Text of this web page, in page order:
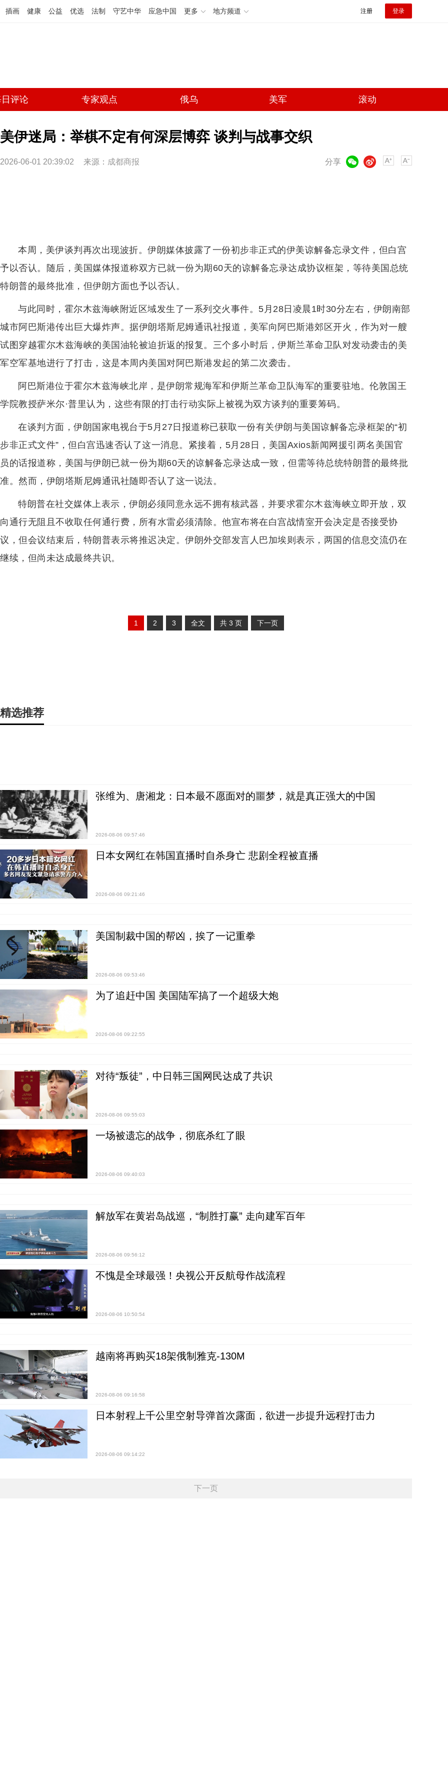
插画 健康 公益 优选 法制 守艺中华 应急中国 更多 地方频道 注册 登录
评论 专家观点 俄乌 美军 滚动
美伊迷局：举棋不定有何深层博弈 谈判与战事交织
2026-06-01 20:39:02 来源： 成都商报 分享
微博
本周，美伊谈判再次出现波折。伊朗媒体披露了一份初步非正式的伊美谅解备忘录文件，但白宫
予以否认。随后，美国媒体报道称双方已就一份为期60天的谅解备忘录达成协议框架，等待美国总统
特朗普的最终批准，但伊朗方面也予以否认。
与此同时，霍尔木兹海峡附近区域发生了一系列交火事件。5月28日凌晨1时30分左右，伊朗南部
城市阿巴斯港传出巨大爆炸声。据伊朗塔斯尼姆通讯社报道，美军向阿巴斯港郊区开火，作为对一艘
试图穿越霍尔木兹海峡的美国油轮被迫折返的报复。三个多小时后，伊斯兰革命卫队对发动袭击的美
军空军基地进行了打击，这是本周内美国对阿巴斯港发起的第二次袭击。
阿巴斯港位于霍尔木兹海峡北岸，是伊朗常规海军和伊斯兰革命卫队海军的重要驻地。伦敦国王
学院教授萨米尔·普里认为，这些有限的打击行动实际上被视为双方谈判的重要筹码。
在谈判方面，伊朗国家电视台于5月27日报道称已获取一份有关伊朗与美国谅解备忘录框架的“初
步非正式文件”，但白宫迅速否认了这一消息。紧接着，5月28日，美国Axios新闻网援引两名美国官
员的话报道称，美国与伊朗已就一份为期60天的谅解备忘录达成一致，但需等待总统特朗普的最终批
准。然而，伊朗塔斯尼姆通讯社随即否认了这一说法。
特朗普在社交媒体上表示，伊朗必须同意永远不拥有核武器，并要求霍尔木兹海峡立即开放，双
向通行无阻且不收取任何通行费，所有水雷必须清除。他宣布将在白宫战情室开会决定是否接受协
议，但会议结束后，特朗普表示将推迟决定。伊朗外交部发言人巴加埃则表示，两国的信息交流仍在
继续，但尚未达成最终共识。
1 2 3 全文 共 3 页 下一页
精选推荐
张维为、唐湘龙：日本最不愿面对的噩梦，就是真正强大的中国
2026-08-06 09:57:46
日本女网红在韩国直播时自杀身亡 悲剧全程被直播
2026-08-06 09:21:46
美国制裁中国的帮凶，挨了一记重拳
2026-08-06 09:53:46
为了追赶中国 美国陆军搞了一个超级大炮
2026-08-06 09:22:55
对待“叛徒”，中日韩三国网民达成了共识
2026-08-06 09:55:03
一场被遗忘的战争，彻底杀红了眼
2026-08-06 09:40:03
解放军在黄岩岛战巡，“制胜打赢” 走向建军百年
2026-08-06 09:56:12
不愧是全球最强！央视公开反航母作战流程
2026-08-06 10:50:54
越南将再购买18架俄制雅克-130M
2026-08-06 09:16:58
日本射程上千公里空射导弹首次露面，欲进一步提升远程打击力
2026-08-06 09:14:22
下一页